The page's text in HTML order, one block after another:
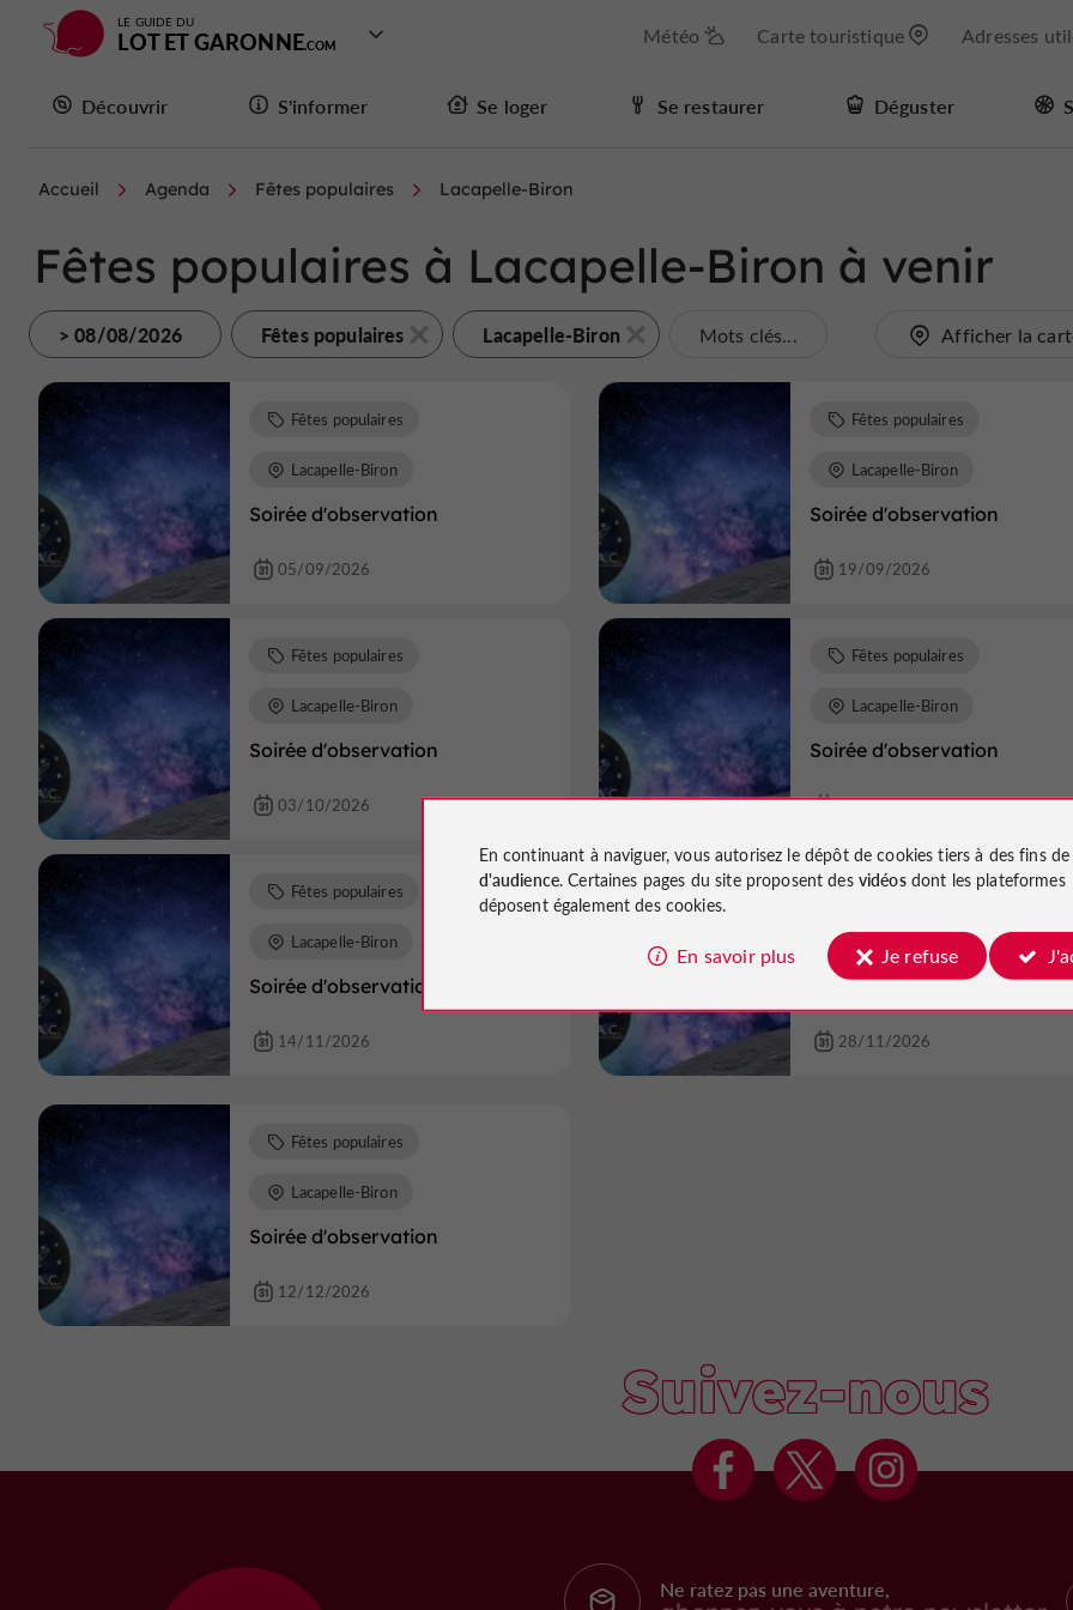
LE GUIDE DU
LOT ET GARONNE Météo Carte touristique Adresses
Découvrir S'informer Se loger Se restaurer Déguster
Accueil Agenda Fêtes populaires Lacapelle-Biron
Fêtes populaires à Lacapelle-Biron à venir
> 08/08/2026 Fêtes populaires Lacapelle-Biron Mots clés... Afficher la
Soirée d'observation
Fêtes populaires
Lacapelle-Biron
05/09/2026
Soirée d'observation
Fêtes populaires
Lacapelle-Biron
19/09/2026
Soirée d'observation
Fêtes populaires
Lacapelle-Biron
03/10/2026
Soirée d'observation
Fêtes populaires
Lacapelle-Biron
17/10/2026
Soirée d'observation
Fêtes populaires
Lacapelle-Biron
14/11/2026
Soirée d'observation
Fêtes populaires
28/11/2026
Soirée d'observation
Fêtes populaires
Lacapelle-Biron
12/12/2026
Suivez-nous
Ne ratez pas une aventure,
En continuant à naviguer, vous autorisez le dépôt de cookies tiers à des fins de
d'audience. Certaines pages du site proposent des vidéosdont les plateformes
déposent également des cookies.
En savoir plus Je refuse